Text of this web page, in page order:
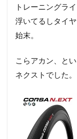
ト
を
ん
理
プレ
り付
け
トレーニングラ
浮いてるしタイ
始末。
こらアカン、と
ネクストでした。